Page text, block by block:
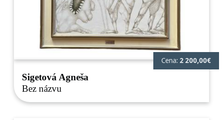
Cena: 2 200,00€
Sigetová Agneša
Bez názvu